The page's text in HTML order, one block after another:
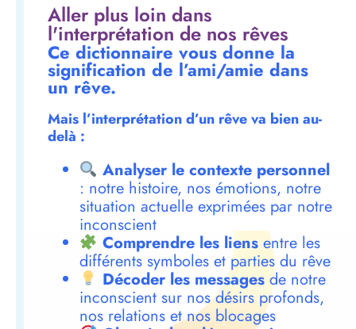
Aller plus loin dans
l'interprétation de nos rêves
Ce dictionnaire vous donne la
signification de l’ami/amie dans
un rêve.
Mais l’interprétation d’un rêve va bien au-
delà :
Analyser le contexte personnel
: notre histoire, nos émotions, notre
situation actuelle exprimées par notre
inconscient
Comprendre les liensentre les
différents symboles et parties du rêve
Décoder les messagesde notre
inconscient sur nos désirs profonds,
nos relations et nos blocages